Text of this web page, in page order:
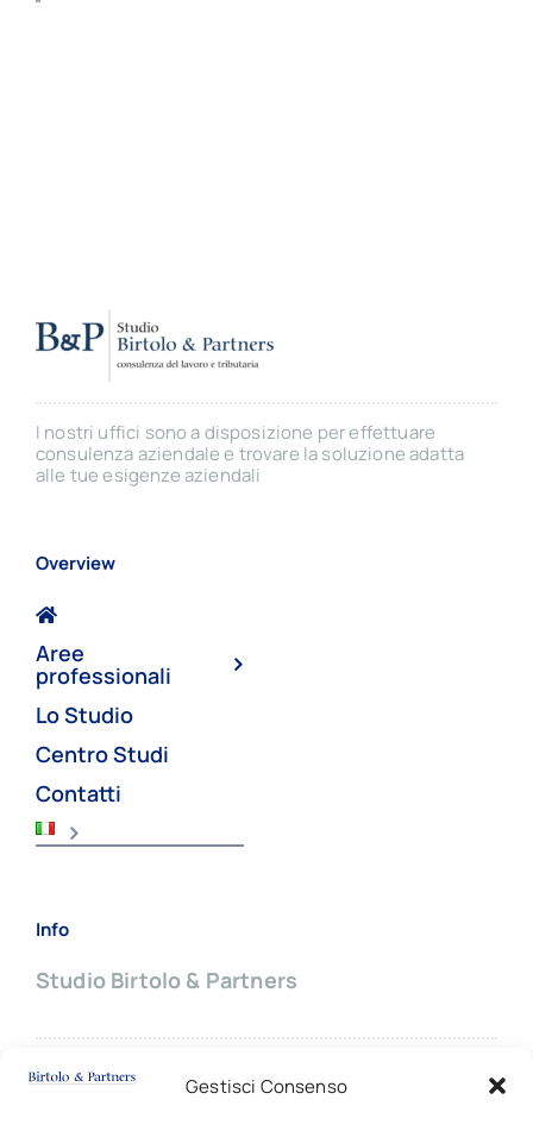
Gestisci Consenso
I nostri uffici sono a disposizione per effettuare
consulenza aziendale e trovare la soluzione adatta
alle tue esigenze aziendali
Overview
Aree
professionali
Lo Studio
Centro Studi
Contatti
Info
Studio Birtolo & Partners
Sede principale: